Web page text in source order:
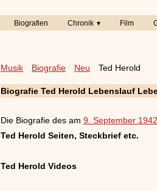
Biografien Chronik Film
Musik Biografie Neu Ted Herold
Biografie Ted Herold Lebenslauf
Die Biografie des am 9. September 1942
Ted Herold Seiten, Steckbrief etc.
Ted Herold Videos